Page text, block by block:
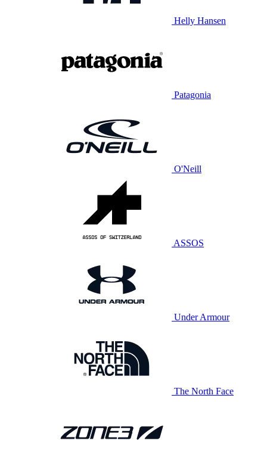
Helly Hansen
Patagonia
O'Neill
ASSOS
Under Armour
The North Face